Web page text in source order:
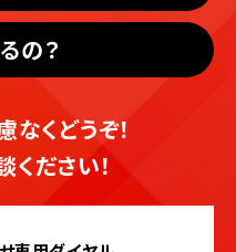
の？
くどうぞ！
ださい！